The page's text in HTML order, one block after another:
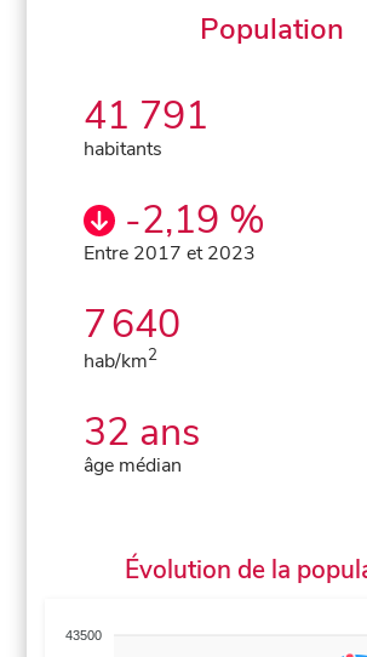
Population
41 791
habitants
-2,19 %
Entre 2017 et 2023
7 640
hab/km2
32 ans
âge médian
Évolution de la
43500